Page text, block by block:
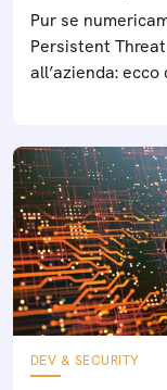
Pur se
Persistent
all’azienda:
DEV & SECURITY